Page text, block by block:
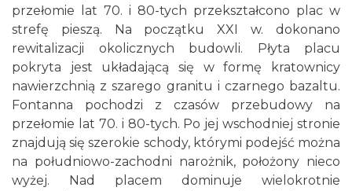
przełomie lat 70. i 80-tych przekształcono plac w
strefę pieszą. Na początku XXI w. dokonano
rewitalizacji okolicznych budowli. Płyta placu
pokryta jest układającą się w formę kratownicy
nawierzchnią z szarego granitu i czarnego bazaltu.
Fontanna pochodzi z czasów przebudowy na
przełomie lat 70. i 80-tych. Po jej wschodniej stronie
znajdują się szerokie schody, którymi podejść można
na południowo-zachodni narożnik, położony nieco
wyżej. Nad placem dominuje wielokrotnie